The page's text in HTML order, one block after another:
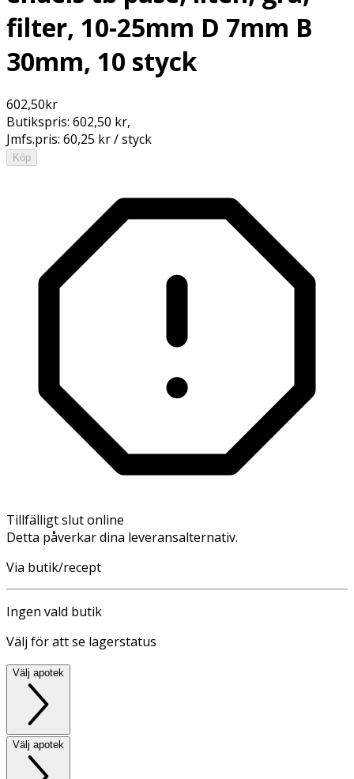
filter, 10-25mm D 7mm B
30mm, 10 styck
602,50kr
Butikspris: 602,50 kr,
Jmfs.pris: 60,25 kr / styck
Köp
Tillfälligt slut online
Detta påverkar dina leveransalternativ.
Via butik/recept
Ingen vald butik
Välj för att se lagerstatus
Välj apotek
Välj apotek